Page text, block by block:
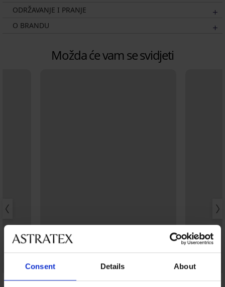
Consent Details About
ODRŽAVANJE I PRANJE
O BRANDU
Možda će vam se svidjeti
4,6
-20% BRA20
5
Bestseller